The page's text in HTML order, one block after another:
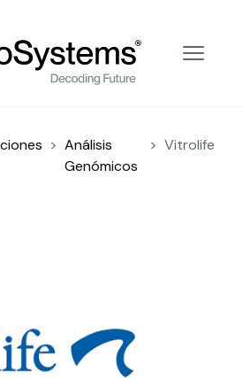
Análisis Genómicos
> Análisis
Genómicos
> Vitrolife